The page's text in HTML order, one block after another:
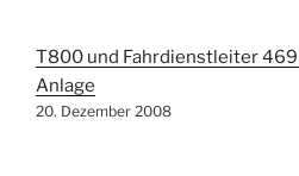
T800 und Fahrdienstleiter
Anlage
20. Dezember 2008